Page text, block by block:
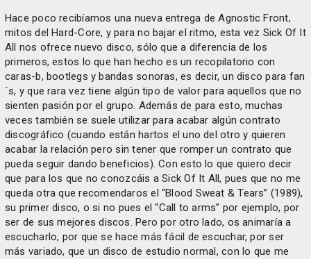
Hace poco recibíamos una nueva entrega de Agnostic Front,
mitos del Hard-Core, y para no bajar el ritmo, esta vez Sick Of It
All nos ofrece nuevo disco, sólo que a diferencia de los
primeros, estos lo que han hecho es un recopilatorio con
caras-b, bootlegs y bandas sonoras, es decir, un disco para fan
´s, y que rara vez tiene algún tipo de valor para aquellos que no
sienten pasión por el grupo. Además de para esto, muchas
veces también se suele utilizar para acabar algún contrato
discográfico (cuando están hartos el uno del otro y quieren
acabar la relación pero sin tener que romper un contrato que
pueda seguir dando beneficios). Con esto lo que quiero decir
que para los que no conozcáis a Sick Of It All, pues que no me
queda otra que recomendaros el “Blood Sweat & Tears” (1989),
su primer disco, o si no pues el “Call to arms” por ejemplo, por
ser de sus mejores discos. Pero por otro lado, os animaría a
escucharlo, por que se hace más fácil de escuchar, por ser
más variado, que un disco de estudio normal, con lo que me